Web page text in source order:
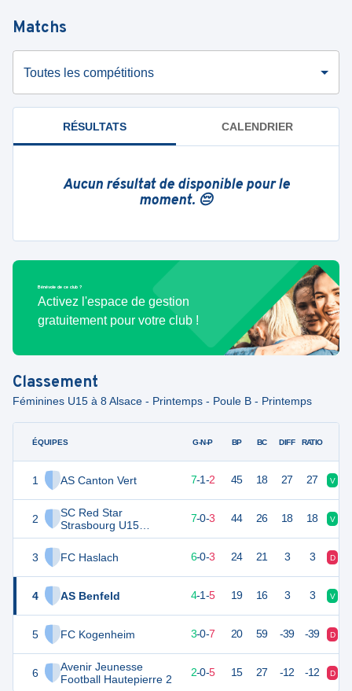
Matchs
Toutes les compétitions
RÉSULTATS CALENDRIER
Aucun résultat de disponible pour le
moment. 😔
Bénévole de ce club ?
Activez l'espace de gestion
gratuitement pour votre club !
Classement
Féminines U15 à 8 Alsace - Printemps - Poule B - Printemps
ÉQUIPES
1 AS Canton Vert
2
SC Red Star
Strasbourg U15
Féminines
3
FC Haslach
4 AS Benfeld
5 FC Kogenheim
6
Avenir Jeunesse
Football Hautepierre 2
G-N-P BP BC DIFF RATIO
7-1-2 45 18 27 27 V
21 7-0-3 44 26 18 18 V
6-0-3 24 21 3 3 D
4-1-5 19 16 3 3 V
3-0-7 20 59 -39 -39 D
0 10 2-0-5 15 27 -12 -12 D